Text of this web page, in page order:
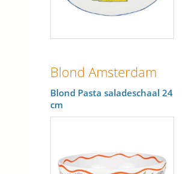
Blond Amsterdam
Blond Pasta saladeschaal 24
cm